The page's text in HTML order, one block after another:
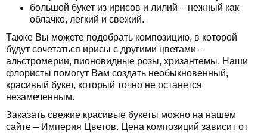
большой букет из ирисов и лилий – нежный как
облачко, легкий и свежий.
Также Вы можете подобрать композицию, в которой
будут сочетаться ирисы с другими цветами –
альстромерии, пионовидные розы, хризантемы. Наши
флористы помогут Вам создать необыкновенный,
красивый букет, который точно не останется
незамеченным.
Заказать свежие красивые букеты можно на нашем
сайте – Империя Цветов. Цена композиций зависит от